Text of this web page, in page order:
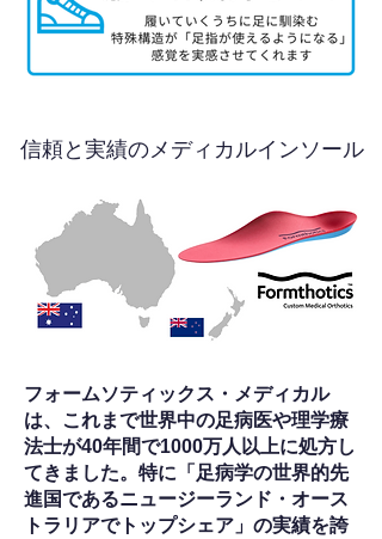
信頼と実績のメディカルインソール
フォームソティックス・メディカル
は、これまで世界中の足病医や理学療
法士が40年間で1000万人以上に処方し
てきました。特に「足病学の世界的先
進国であるニュージーランド・オース
トラリアでトップシェア」の実績を誇